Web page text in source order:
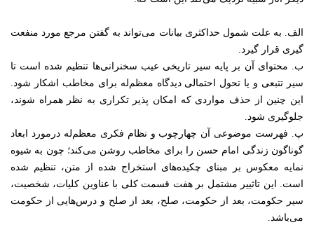
الف. به علت شمول حداکثری بیانات می‌تواند به گفتن مرجع مورد منفعت
گیری قرار گیرد.
ب. محتوای آن بر پایه سیر تاریخی عیب سخنرانی‌ها تنظیم شده است تا
سیر تتبعی و یا تحول احتمالی دیدگاه معظم‌له برای مخاطب اشکار شود.
این چنین از حذف مواردی که امکان پذیر تکراری به نظر همراه شوند،
جلوگیری شود.
پ. فهرست موضوعی آن چهارچوب و نظام فکری معظم‌له درمورد ابعاد
گوناگون زندگی امام حسن را برای مخاطب روشن می‌کند؛ چون به شیوه
نمایه معکوس بر مبنای چکیده‌های استخراج شده از متن، تنظیم شده
است. این تاثییر مشتمل بر هفت قسمت کلی با عناوین کلیات، شخصیت،
سیر حکومت، بعد از حکومت، صلح، بعد از صلح و درس‌هایی از حکومت
می‌باشد.